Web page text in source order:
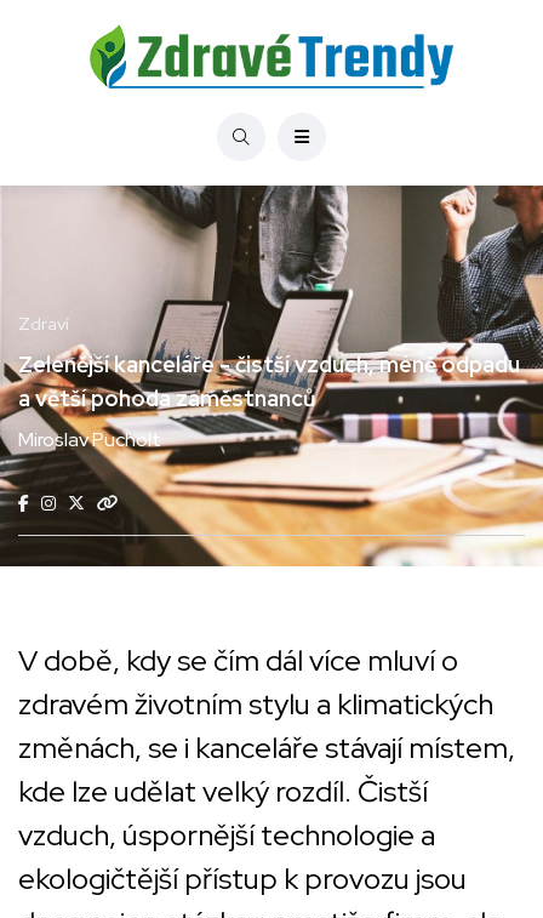
Zdraví
Zelenější kanceláře - čistší vzduch, méně odpadu
a větší pohoda zaměstnanců
Miroslav Pucholt
V době, kdy se čím dál více mluví o
zdravém životním stylu a klimatických
změnách, se i kanceláře stávají místem,
kde lze udělat velký rozdíl. Čistší
vzduch, úspornější technologie a
ekologičtější přístup k provozu jsou